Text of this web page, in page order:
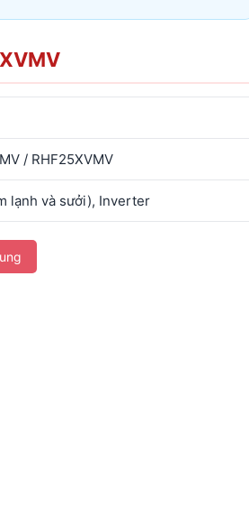
/ RHF25XVMV
lạnh và sưởi), Inverter
(dải 3.400 – 11.600), khoảng 1 HP